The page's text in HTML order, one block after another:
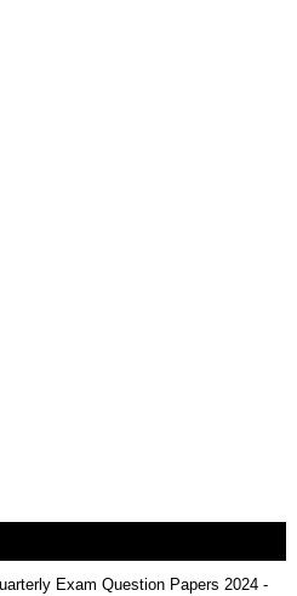
Exam Question Papers 2024 -